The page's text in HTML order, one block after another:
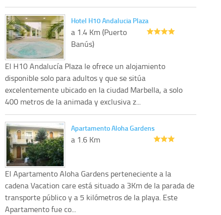
Hotel H10 Andalucia Plaza
a 1.4 Km (Puerto
Banús)
El H10 Andalucía Plaza le ofrece un alojamiento
disponible solo para adultos y que se sitúa
excelentemente ubicado en la ciudad Marbella, a solo
400 metros de la animada y exclusiva z...
Apartamento Aloha Gardens
a 1.6 Km
El Apartamento Aloha Gardens perteneciente a la
cadena Vacation care está situado a 3Km de la parada de
transporte público y a 5 kilómetros de la playa. Este
Apartamento fue co...